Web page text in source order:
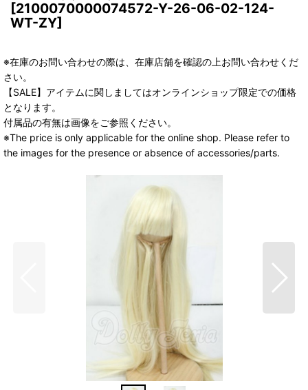
[2100070000074572-Y-26-06-02-124-
WT-ZY]
※在庫のお問い合わせの際は、在庫店舗を確認の上お問い合わせくだ
さい。
【SALE】アイテムに関しましてはオンラインショップ限定での価格
となります。
付属品の有無は画像をご参照ください。
※The price is only applicable for the online shop. Please refer to
the images for the presence or absence of accessories/parts.